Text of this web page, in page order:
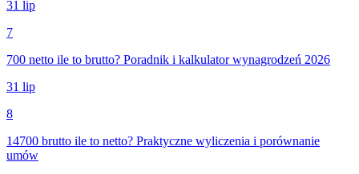
31 lip
7
700 netto ile to brutto? Poradnik i kalkulator wynagrodzeń 2026
31 lip
8
14700 brutto ile to netto? Praktyczne wyliczenia i porównanie
umów